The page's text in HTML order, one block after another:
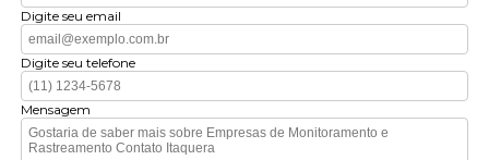
Digite seu email
Digite seu telefone
Mensagem